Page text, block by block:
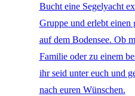
Bucht eine Segelyacht
Gruppe und erlebt einen
auf dem Bodensee. Ob
Familie oder zu einem
ihr seid unter euch und
nach euren Wünschen.